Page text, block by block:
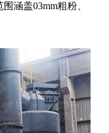
涵盖03mm粗粉、